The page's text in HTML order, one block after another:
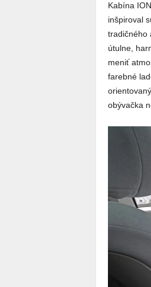
Kabína
inšpiroval
tradičného
útulne,
meniť
farebné
obývačka